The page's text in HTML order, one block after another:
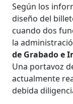
Según los
diseño del
cuando dos
la
de Grabado e
Una portavoz
actualmente
debida